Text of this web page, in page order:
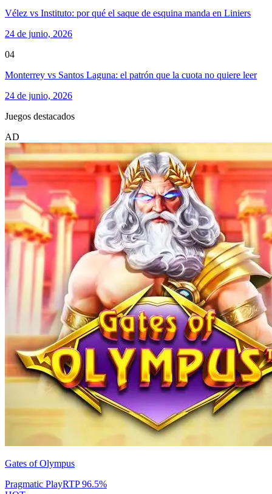
Vélez vs Instituto: por qué el saque de esquina manda en Liniers
24 de junio, 2026
04
Monterrey vs Santos Laguna: el patrón que la cuota no quiere leer
24 de junio, 2026
Juegos destacados
AD
Gates of Olympus
Pragmatic PlayRTP96.5%